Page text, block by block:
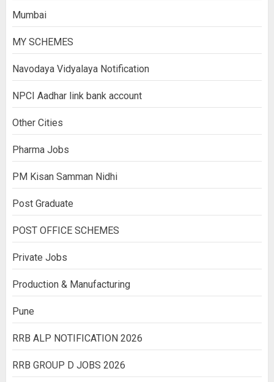
Mumbai
MY SCHEMES
Navodaya Vidyalaya Notification
NPCI Aadhar link bank account
Other Cities
Pharma Jobs
PM Kisan Samman Nidhi
Post Graduate
POST OFFICE SCHEMES
Private Jobs
Production & Manufacturing
Pune
RRB ALP NOTIFICATION 2026
RRB GROUP D JOBS 2026